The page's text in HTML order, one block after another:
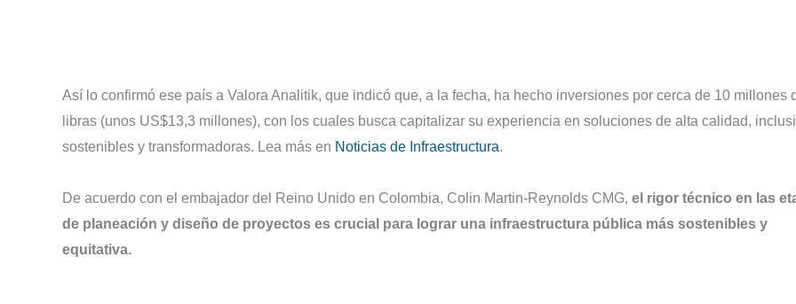
Así lo confirmó ese país a Valora Analitik, que indicó que, a la fecha, ha hecho inversiones por cerca de 10 millones
libras (unos US$13,3 millones), con los cuales busca capitalizar su experiencia en soluciones de alta calidad,
sostenibles y transformadoras. Lea más en Noticias de Infraestructura.
De acuerdo con el embajador del Reino Unido en Colombia, Colin Martin-Reynolds CMG, el rigor técnico en las
de planeación y diseño de proyectos es crucial para lograr una infraestructura pública más sostenibles y
equitativa.